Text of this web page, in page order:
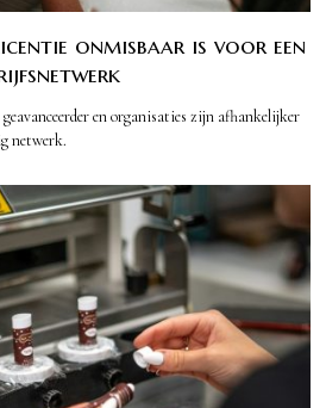
onmisbaar is voor een
en organisaties zijn afhankelijker
netwerk.